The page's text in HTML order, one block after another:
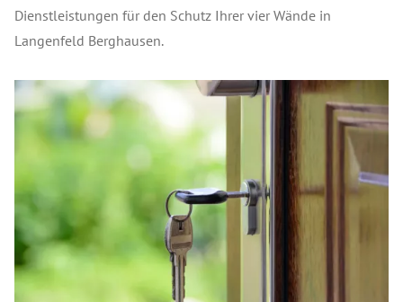
Dienstleistungen für den Schutz Ihrer vier Wände in
Langenfeld Berghausen.